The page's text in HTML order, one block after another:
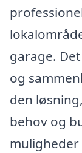
garage.
og
den
behov og